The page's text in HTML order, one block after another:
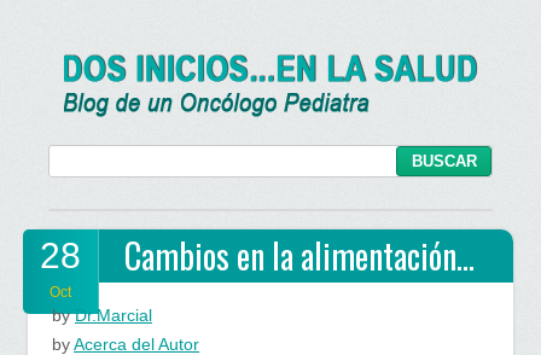
28
Oct
Cambios en la alimentación…
byDr.Marcial
byAcerca del Autor